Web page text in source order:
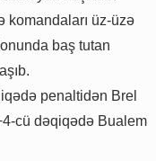
komandaları üz-üzə
baş tutan
penaltidən Brel
cü dəqiqədə Bualem